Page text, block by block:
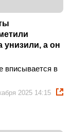
а он
вписывается в
2025 14:15